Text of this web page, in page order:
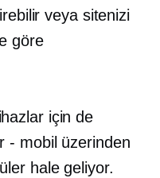
veya sitenizi
göre
için de
- mobil üzerinden
hale geliyor.